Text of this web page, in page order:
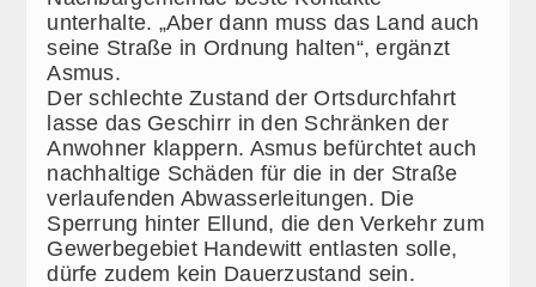
unterhalte. „Aber dann muss das Land auch
seine Straße in Ordnung halten“, ergänzt
Asmus.
Der schlechte Zustand der Ortsdurchfahrt
lasse das Geschirr in den Schränken der
Anwohner klappern. Asmus befürchtet auch
nachhaltige Schäden für die in der Straße
verlaufenden Abwasserleitungen. Die
Sperrung hinter Ellund, die den Verkehr zum
Gewerbegebiet Handewitt entlasten solle,
dürfe zudem kein Dauerzustand sein.